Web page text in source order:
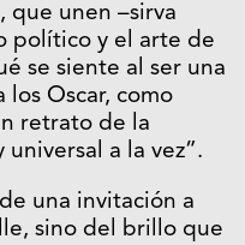
que unen –sirva
político y el arte de
se siente al ser una
Oscar, como
retrato de la
a la vez”.
una invitación a
sino del brillo que